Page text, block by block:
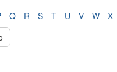
Q R S T U V W X